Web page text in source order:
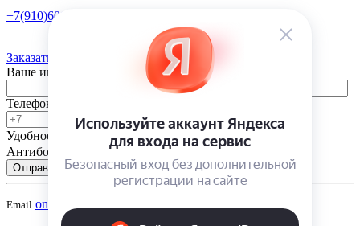
+7(910)601-10-10
Заказать обратный звонок
Ваше имя
Телефон
Удобное время
-
Антибот
Отправить
Email onsad@onsad.ru